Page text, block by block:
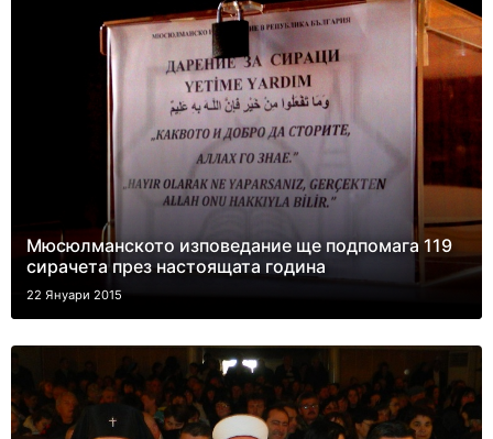
Мюсюлманското изповедание ще подпомага 119
сирачета през настоящата година
22 Януари 2015